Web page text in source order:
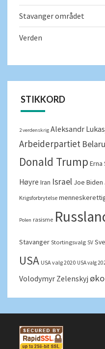
Stavanger området
Verden
STIKKORD
2 verdenskrig Aleksandr
Arbeiderpartiet
Donald Trump Erna
Høyre Iran Israel Joe Biden
Krigsforbrytelse
Polen rasisme
Stavanger Stortingsvalg SV
USA USA valg 2020 USA valg
Volodymyr Zelenskyj